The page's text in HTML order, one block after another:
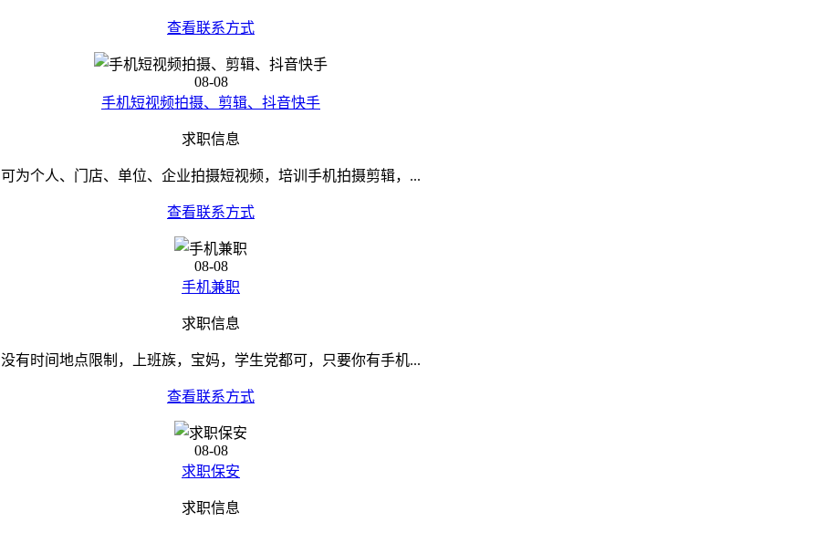
查看联系方式
08-08
手机短视频拍摄、剪辑、抖音快手
求职信息
可为个人、门店、单位、企业拍摄短视频，培训手机拍摄剪辑，...
查看联系方式
08-08
手机兼职
求职信息
没有时间地点限制，上班族，宝妈，学生党都可，只要你有手机...
查看联系方式
08-08
求职保安
求职信息